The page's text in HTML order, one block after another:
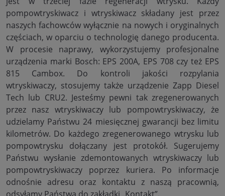
pompowtryskiwacz i wtryskiwacz składany jest przez
naszych fachowców wyłącznie na nowych i oryginalnych
częściach, w oparciu o technologię danego producenta.
W procesie naprawy, wykorzystujemy profesjonalne
urządzenia marki Bosch: EPS 200A, EPS 708 czy też EPS
815 Cambox. Do kontroli jakości rozpylania
wtryskiwaczy, stosujemy także urządzenie Zapp Diesel
Tech lub CRU2. Jesteśmy pewni tak zregenerowanych
przez nasz wtryskiwaczy lub pompowtryskiwaczy, że
udzielamy Państwu 24 miesięcznej gwarancji bez limitu
kilometrów. Do każdego zregenerowanego wtrysku lub
pompowtrysku dołączany jest protokół. Sugerujemy
Państwu wysłanie zdemontowanych wtryskiwaczy lub
pompowtryskiwaczy poprzez kuriera. Po informacje
odnośnie adresu oraz kontaktu z naszą pracownią,